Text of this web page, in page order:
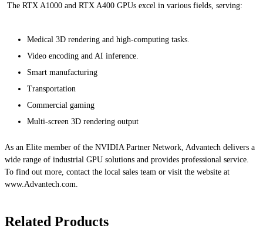
The RTX A1000 and RTX A400 GPUs excel in various fields, serving:
Medical 3D rendering and high-computing tasks.
Video encoding and AI inference.
Smart manufacturing
Transportation
Commercial gaming
Multi-screen 3D rendering output
As an Elite member of the NVIDIA Partner Network, Advantech delivers a
wide range of industrial GPU solutions and provides professional service.
To find out more, contact the local sales team or visit the website at
www.Advantech.com.
Related Products